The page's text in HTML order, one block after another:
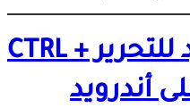
اختصارات الكيبورد للتحرير CTRL +